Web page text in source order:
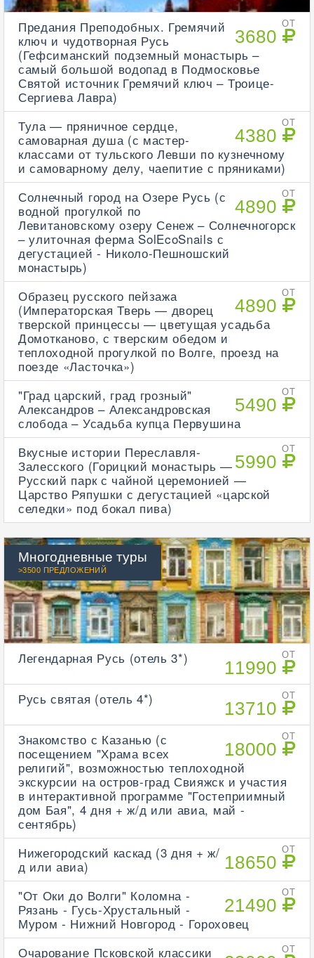
ОТ
3680
Предания Преподобных. Гремячий
ключ и чудотворная Русь
(Гефсиманский подземный монастырь –
самый большой водопад в Подмосковье
Святой источник Гремячий ключ – Троице-
Сергиева Лавра)
ОТ
4380
Тула — пряничное сердце,
самоварная душа (с мастер-
классами от тульского Левши по кузнечному
и самоварному делу, чаепитие с пряниками)
ОТ
4890
Солнечный город на Озере Русь (с
водной прогулкой по
Левитановскому озеру Сенеж – Солнечногорск
– улиточная ферма SolEcoSnails с
дегустацией - Николо-Пешношский
монастырь)
ОТ
4890
Образец русского пейзажа
(Императорская Тверь — дворец
тверской принцессы — цветущая усадьба
Домотканово, с тверским обедом и
теплоходной прогулкой по Волге, проезд на
поезде «Ласточка»)
ОТ
5490
"Град царский, град грозный"
Александров – Александровская
слобода – Усадьба купца Первушина
ОТ
5990
Вкусные истории Переславля-
Залесского (Горицкий монастырь —
Русский парк с чайной церемонией —
Царство Ряпушки с дегустацией «царской
селедки» под бокал пива)
Многодневные туры
>3500 ПРЕДЛОЖЕНИЙ
ОТ
11990
Легендарная Русь (отель 3*)
ОТ
13710
Русь святая (отель 4*)
ОТ
18000
Знакомство с Казанью (с
посещением "Храма всех
религий", возможностью теплоходной
экскурсии на остров-град Свияжск и участия
в интерактивной программе "Гостеприимный
дом Бая", 4 дня + ж/д или авиа, май -
сентябрь)
ОТ
18650
Нижегородский каскад (3 дня + ж/
д или авиа)
ОТ
21490
"От Оки до Волги" Коломна -
Рязань - Гусь-Хрустальный -
Муром - Нижний Новгород - Гороховец
ОТ
Очарование Псковской классики